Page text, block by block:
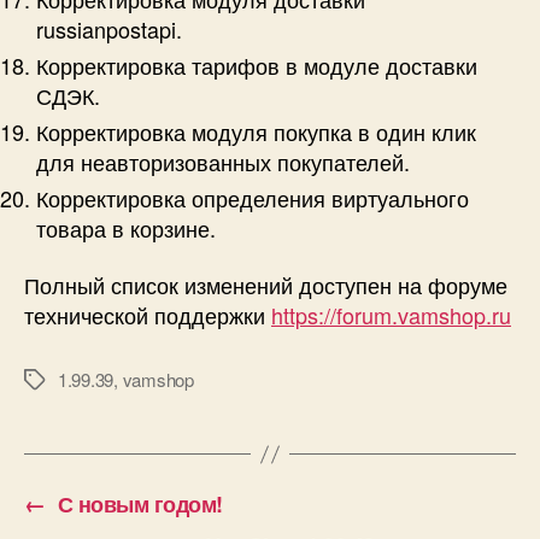
russianpostapi.
Корректировка тарифов в модуле доставки
СДЭК.
Корректировка модуля покупка в один клик
для неавторизованных покупателей.
Корректировка определения виртуального
товара в корзине.
Полный список изменений доступен на форуме
технической поддержки https://forum.vamshop.ru
Метки1.99.39, vamshop
← С новым годом!